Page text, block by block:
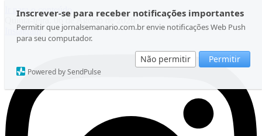
Inscrever-se para receber notificações importantes
Permitir que jornalsemanario.com.br envie notificações Web Push
para seu computador.
Não permitir Permitir
Powered by SendPulse
Ir para o conteúdo
Quinta-feira, 06 de Agosto de 2026
Instagram